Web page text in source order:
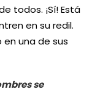
todos. ¡Sí! Está
en su redil.
en una de sus
se